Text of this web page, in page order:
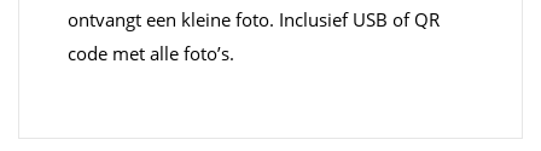
ontvangt een kleine foto. Inclusief USB of QR
code met alle foto’s.